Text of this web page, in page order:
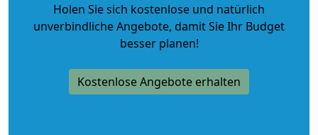
Holen Sie sich kostenlose und natürlich
unverbindliche Angebote, damit Sie Ihr Budget
besser planen!
Kostenlose Angebote erhalten